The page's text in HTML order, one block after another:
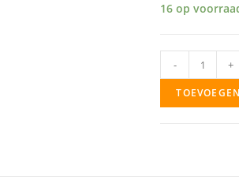
16 op
-
5503
aantal
+